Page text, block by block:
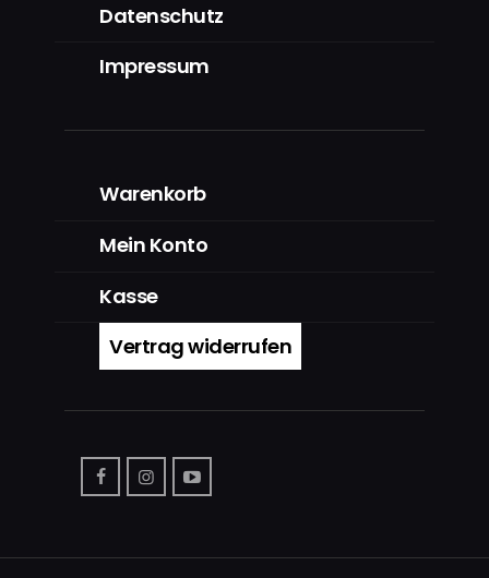
Datenschutz
Impressum
Warenkorb
Mein Konto
Kasse
Vertrag widerrufen